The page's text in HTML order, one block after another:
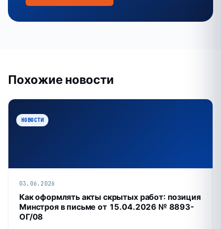
Похожие новости
НОВОСТИ
03.06.2026
Как оформлять акты скрытых работ: позиция
Минстроя в письме от 15.04.2026 № 8893-
ОГ/08